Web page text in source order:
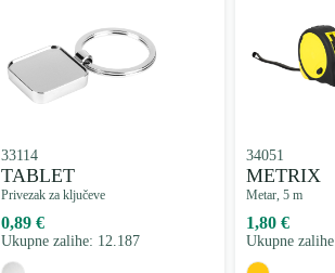
33114
TABLET
Privezak za ključeve
0,89 €
Ukupne zalihe: 12.187
34051
METRIX
Metar, 5 m
1,80 €
Ukupne